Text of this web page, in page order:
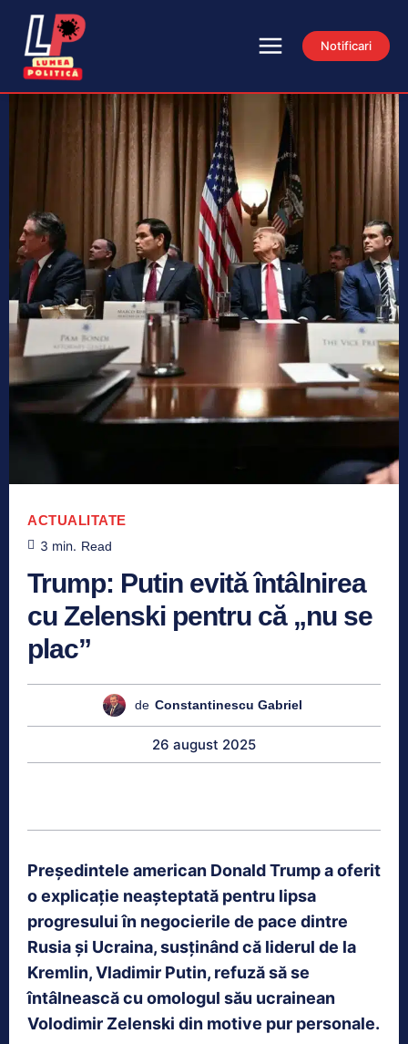
Notificari
ACTUALITATE
3 min. Read
Trump: Putin evită întâlnirea
cu Zelenski pentru că „nu se
plac”
de Constantinescu Gabriel
26 august 2025
Președintele american Donald Trump a oferit
o explicație neașteptată pentru lipsa
progresului în negocierile de pace dintre
Rusia și Ucraina, susținând că liderul de la
Kremlin, Vladimir Putin, refuză să se
întâlnească cu omologul său ucrainean
Volodimir Zelenski din motive pur personale.